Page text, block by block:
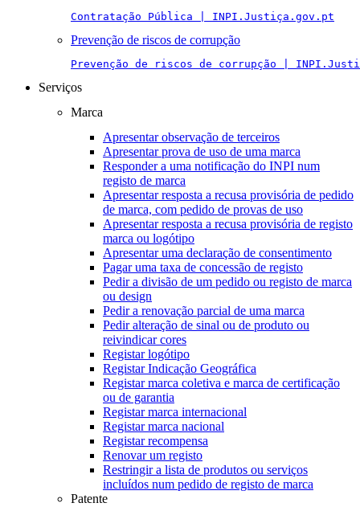
Contratação Pública | INPI.Justiça.gov.pt
Prevenção de riscos de corrupção
Prevenção de riscos de corrupção |
Serviços
Marca
Apresentar observação de terceiros
Apresentar prova de uso de uma marca
Responder a uma notificação do INPI num
registo de marca
Apresentar resposta a recusa provisória de pedido
de marca, com pedido de provas de uso
Apresentar resposta a recusa provisória de registo
marca ou logótipo
Apresentar uma declaração de consentimento
Pagar uma taxa de concessão de registo
Pedir a divisão de um pedido ou registo de marca
ou design
Pedir a renovação parcial de uma marca
Pedir alteração de sinal ou de produto ou
reivindicar cores
Registar logótipo
Registar Indicação Geográfica
Registar marca coletiva e marca de certificação
ou de garantia
Registar marca internacional
Registar marca nacional
Registar recompensa
Renovar um registo
Restringir a lista de produtos ou serviços
incluídos num pedido de registo de marca
Patente